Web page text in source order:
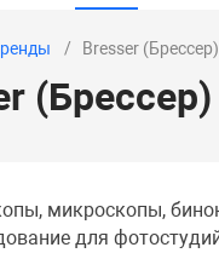
Bresser (Брессер)
(Брессер)
микроскопы,
для